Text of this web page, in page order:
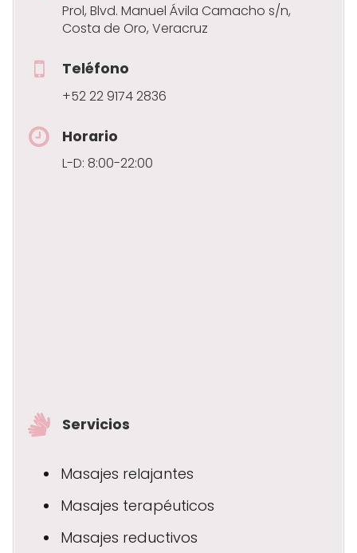
Prol, Blvd. Manuel Ávila Camacho s/n,
Costa de Oro, Veracruz
Teléfono
+52 22 9174 2836
Horario
L-D: 8:00-22:00
Servicios
Masajes relajantes
Masajes terapéuticos
Masajes reductivos